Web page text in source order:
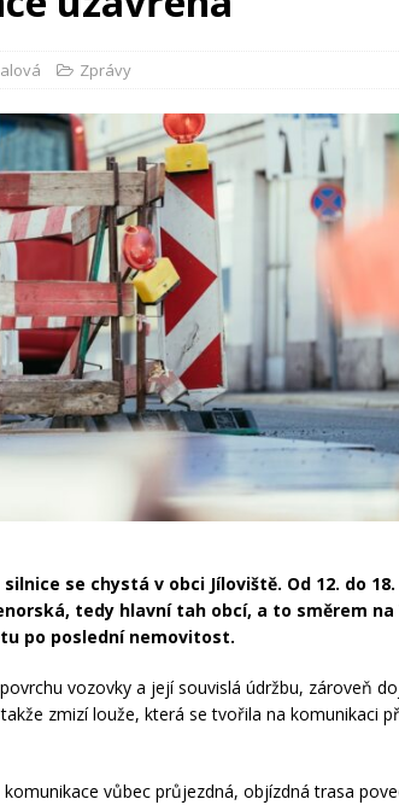
Zprávy
silnice se chystá v obci Jíloviště. Od 12. do
tedy hlavní tah obcí, a to směrem na
po poslední nemovitost.
vozovky a její souvislá údržbu, zároveň
zmizí louže, která se tvořila na komunikaci
vůbec průjezdná, objízdná trasa